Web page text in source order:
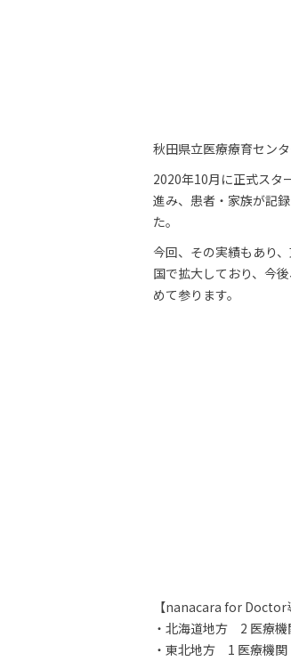
秋田県立医療療育セン
2020年10月に正式スタ
進み、患者・家族が記
た。
今回、その実績もあり
国で拡大しており、今
めて参ります。
【nanacara for
・北海道地方 2 医療機
・東北地方 1 医療機関